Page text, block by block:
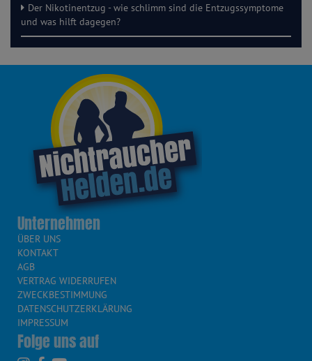
Der Nikotinentzug - wie schlimm sind die Entzugssymptome
und was hilft dagegen?
Unternehmen
ÜBER UNS
KONTAKT
AGB
VERTRAG WIDERRUFEN
ZWECKBESTIMMUNG
DATENSCHUTZERKLÄRUNG
IMPRESSUM
Folge uns auf